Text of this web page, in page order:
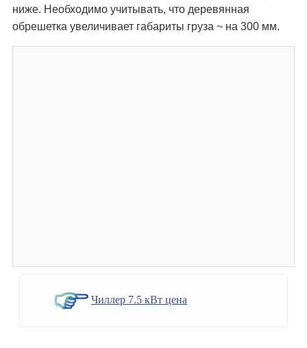
ниже. Необходимо учитывать, что деревянная
обрешетка увеличивает габариты груза ~ на 300 мм.
Чиллер 7.5 кВт цена